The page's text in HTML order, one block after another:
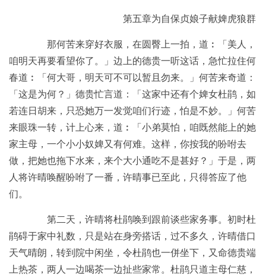
第五章为自保贞娘子献婢虎狼群
那何苦来穿好衣服，在圆臀上一拍，道︰「美人，
咱明天再要看望你了。」边上的德贵一听这话，急忙拉住何
春道︰「何大哥，明天可不可以暂且勿来。」何苦来奇道：
「这是为何？」德贵忙言道：「这家中还有个婢女杜鹃，如
若连日胡来，只恐她万一发觉咱们行迹，怕是不妙。」何苦
来眼珠一转，计上心来，道︰「小弟莫怕，咱既然能上的她
家主母，一个小小奴婢又有何难。这样，你按我的吩咐去
做，把她也拖下水来，来个大小通吃不是甚好？」于是，两
人将许晴唤醒吩咐了一番，许晴事已至此，只得答应了他
们。
第二天，许晴将杜鹃唤到跟前谈些家务事。初时杜
鹃碍于家中礼数，只是站在身旁搭话，过不多久，许晴借口
天气晴朗，转到院中闲坐，令杜鹃也一併坐下，又命德贵端
上热茶，两人一边喝茶一边扯些家常。杜鹃只道主母仁慈，